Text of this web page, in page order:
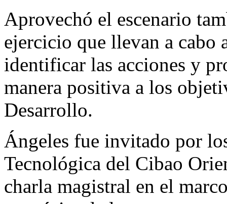
Aprovechó el escenario
ejercicio que llevan a cabo
identificar las acciones y
manera positiva a los
Desarrollo.
Ángeles fue invitado por
Tecnológica del Cibao
charla magistral en el